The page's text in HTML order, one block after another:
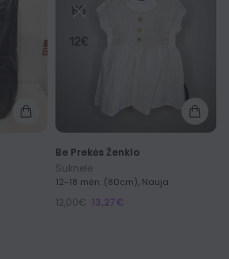
Be Prekės Ženklo
Suknelė
12-18 mėn. (80cm), Nauja
12,00€ 13,27€